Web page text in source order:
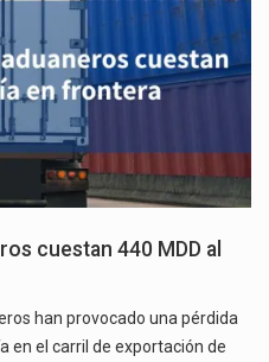
cuestan 440 MDD al
han provocado una pérdida
en el carril de exportación de